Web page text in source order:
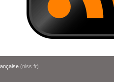
(niss.fr)